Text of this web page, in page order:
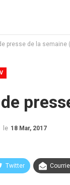
presse de la semaine
le 18 Mar, 2017
Twitter Courriel